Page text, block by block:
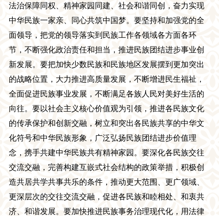
法治保障同权、精神家园同建、社会和谐同创，奋力实现
中华民族一家亲、
同心共筑中国梦。要坚持和加强党的全
面领导，把党的领导落实到民族工作各领域各方面各环
节，不断强化政治责任和担当，推进民族团结进步事业创
新发展。要把加快少数民族和民族地区发展摆到更加突出
的战略位置，大力推进高质量发展，不断增进民生福祉，
全面促进民族事业发展，不断满足各族人民对美好生活的
向往。要以社会主义核心价值观为引领，推进各民族文化
的传承保护和创新交融，树立和突出各民族共享的中华文
化符号和中华民族形象，广泛弘扬民族团结进步价值理
念，携手共建中华民族共有精神家园。要深化各民族交往
交流交融，完善构建互嵌式社会结构的政策举措，积极创
造共居共学共事共乐的条件，推动更大范围、更广领域、
更深层次的交往交流交融，促进各民族和睦相处、和衷共
济、和谐发展。要加快推进民族事务治理现代化，用法律